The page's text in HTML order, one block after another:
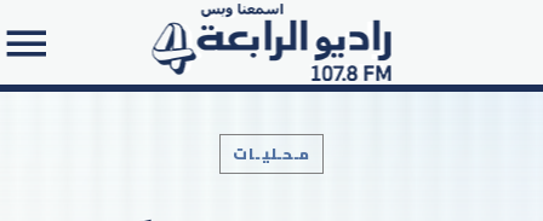
مـحـليـات